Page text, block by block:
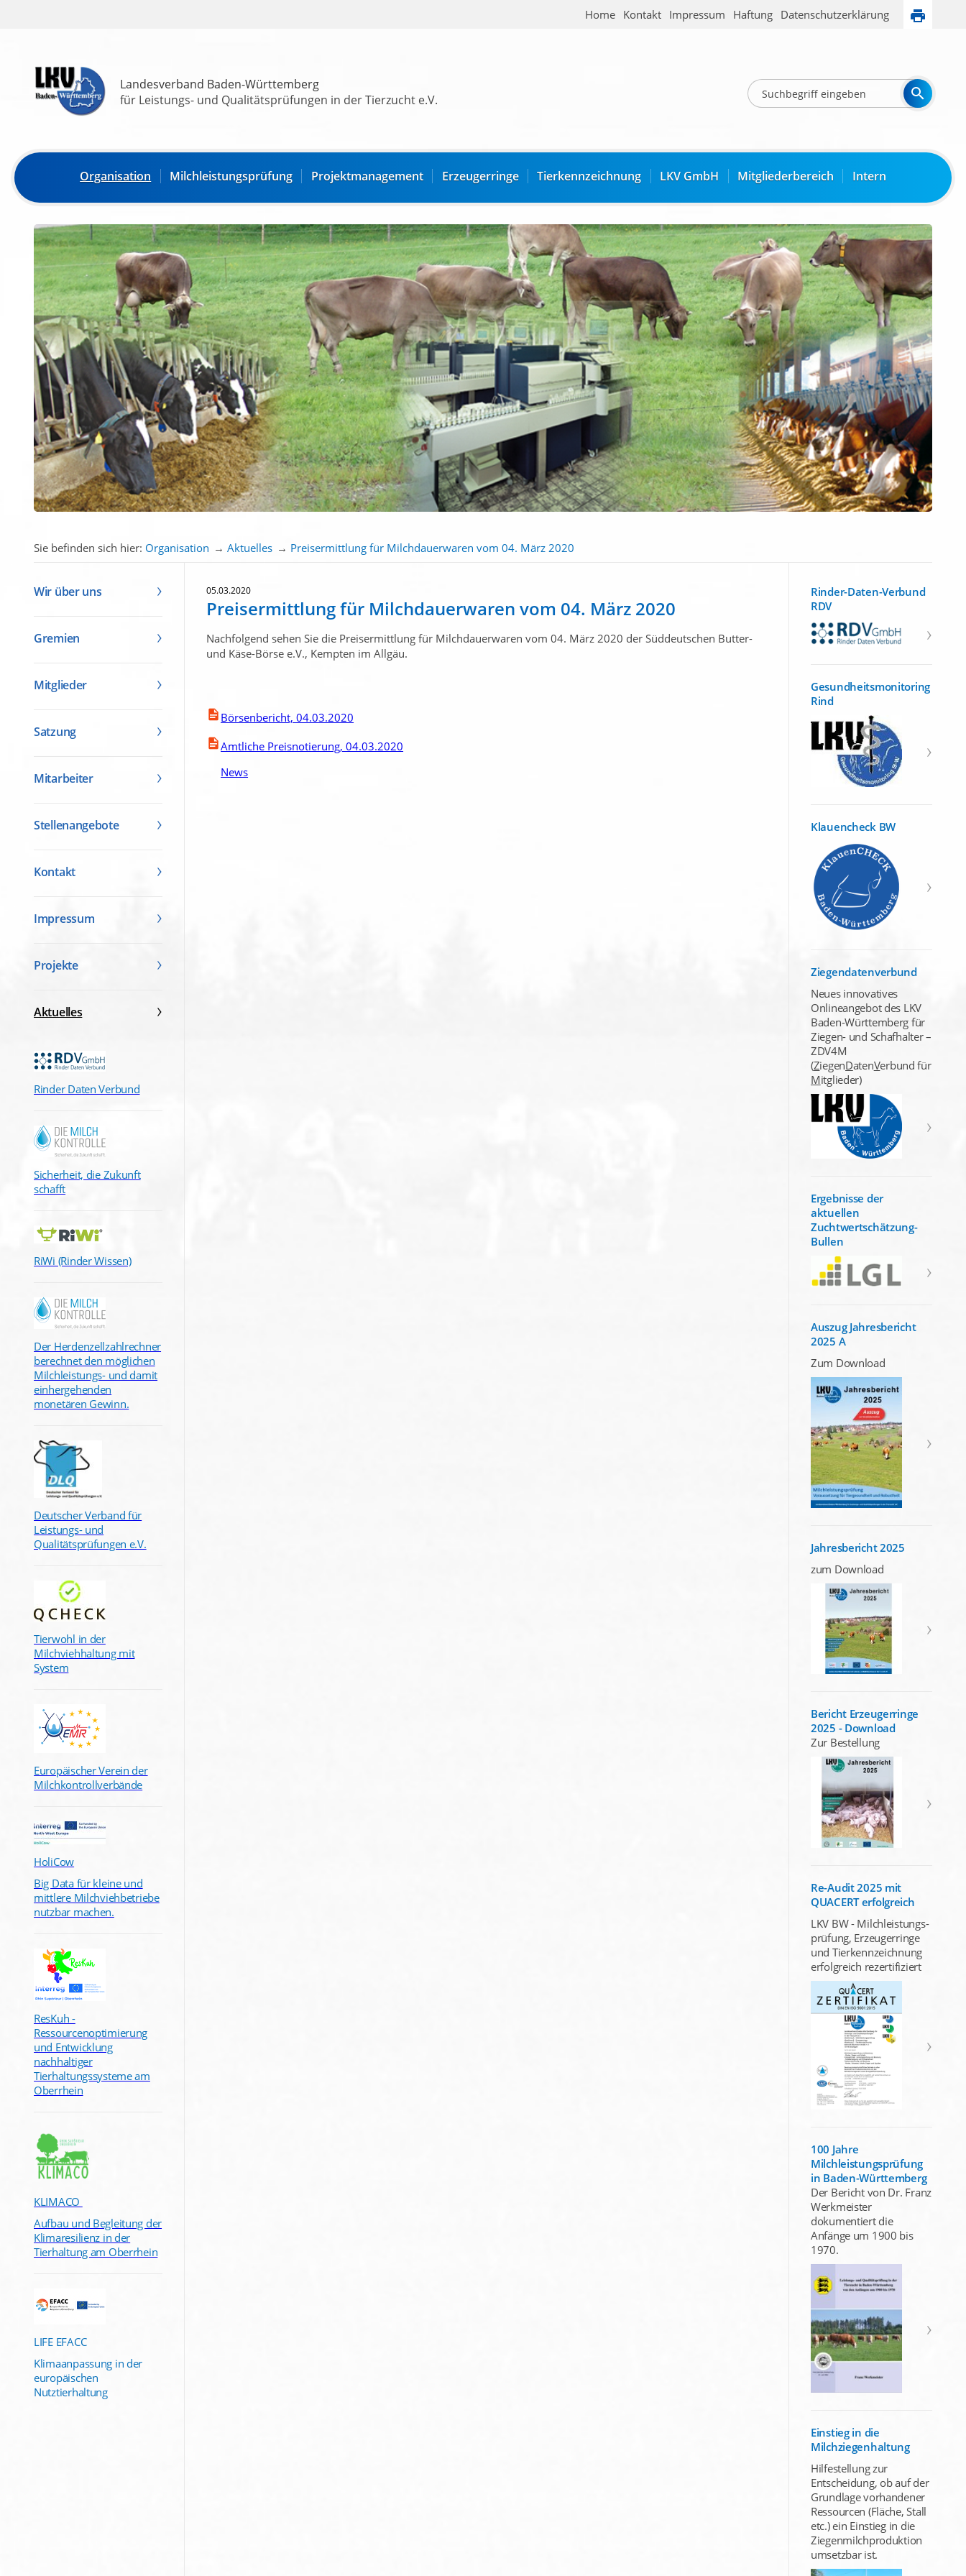
Home Kontakt Impressum Haftung Datenschutzerklärung
Landesverband Baden-Württemberg
für Leistungs- und Qualitätsprüfungen in der Tierzucht e.V.
Organisation Milchleistungsprüfung Projektmanagement Erzeugerringe Tierkennzeichnung LKV GmbH Mitgliederbereich Intern
Sie befinden sich hier: Organisation →Aktuelles → Preisermittlung für Milchdauerwaren vom 04. März 2020
Wir über uns
Gremien
Mitglieder
Satzung
Mitarbeiter
Stellenangebote
Kontakt
Impressum
Projekte
Aktuelles
Rinder Daten Verbund
Sicherheit, die Zukunft
schafft
RiWi (Rinder Wissen)
Der Herdenzellzahlrechner
berechnet den möglichen
Milchleistungs- und damit
einhergehenden
monetären Gewinn.
Deutscher Verband für
Leistungs- und
Qualitätsprüfungen e.V.
Tierwohl in der
Milchviehhaltung mit
System
Europäischer Verein der
Milchkontrollverbände
HoliCow
Big Data für kleine und
mittlere Milchviehbetriebe
nutzbar machen.
ResKuh -
Ressourcenoptimierung
und Entwicklung
nachhaltiger
Tierhaltungssysteme am
Oberrhein
KLIMACO
Aufbau und Begleitung der
Klimaresilienz in der
Tierhaltung am Oberrhein
LIFE EFACC
Klimaanpassung in der
europäischen
Nutztierhaltung
05.03.2020
Preisermittlung für Milchdauerwaren vom 04. März 2020
Nachfolgend sehen Sie die Preisermittlung für Milchdauerwaren vom 04. März 2020 der Süddeutschen Butter-
und Käse-Börse e.V., Kempten im Allgäu.
Börsenbericht, 04.03.2020
Amtliche Preisnotierung, 04.03.2020
News
Rinder-Daten-Verbund
RDV
Gesundheitsmonitoring
Rind
Klauencheck BW
Ziegendatenverbund
Neues innovatives
Onlineangebot des LKV
Baden-Württemberg für
Ziegen- und Schafhalter –
ZDV4M
(ZiegenDatenVerbund für
Mitglieder)
Ergebnisse der
aktuellen
Zuchtwertschätzung-
Bullen
Auszug Jahresbericht
2025 A
Zum Download
Jahresbericht 2025
zum Download
Bericht Erzeugerringe
2025 - Download
Zur Bestellung
Re-Audit 2025 mit
QUACERT erfolgreich
LKV BW - Milchleistungs-
prüfung, Erzeugerringe
und Tierkennzeichnung
erfolgreich rezertifiziert
100 Jahre
Milchleistungsprüfung
in Baden-Württemberg
Der Bericht von Dr. Franz
Werkmeister
dokumentiert die
Anfänge um 1900 bis
1970.
Einstieg in die
Milchziegenhaltung
Hilfestellung zur
Entscheidung, ob auf der
Grundlage vorhandener
Ressourcen (Fläche, Stall
etc.) ein Einstieg in die
Ziegenmilchproduktion
umsetzbar ist.